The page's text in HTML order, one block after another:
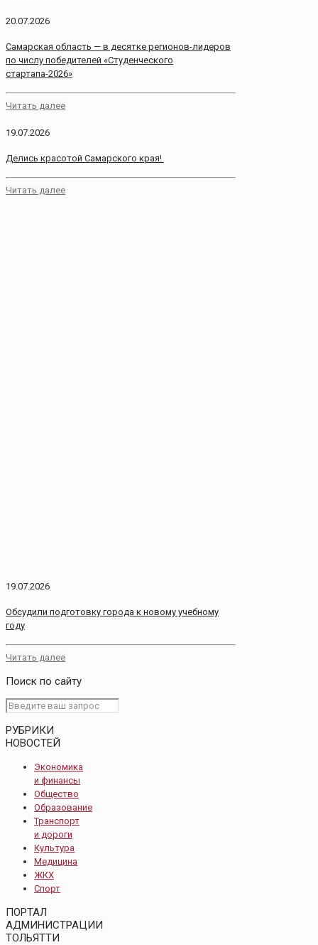
20.07.2026
Самарская область — в десятке регионов-лидеров
по числу победителей «Студенческого
стартапа-2026»
Читать далее
19.07.2026
Делись красотой Самарского края!
Читать далее
19.07.2026
Обсудили подготовку города к новому учебному
году
Читать далее
Поиск по сайту
РУБРИКИ
НОВОСТЕЙ
Экономика
и финансы
Общество
Образование
Транспорт
и дороги
Культура
Медицина
ЖКХ
Спорт
ПОРТАЛ
АДМИНИСТРАЦИИ
ТОЛЬЯТТИ